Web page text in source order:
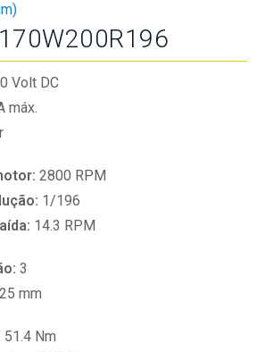
Volt DC
máx.
2800 RPM
1/196
14.3 RPM
3
mm
51.4 Nm